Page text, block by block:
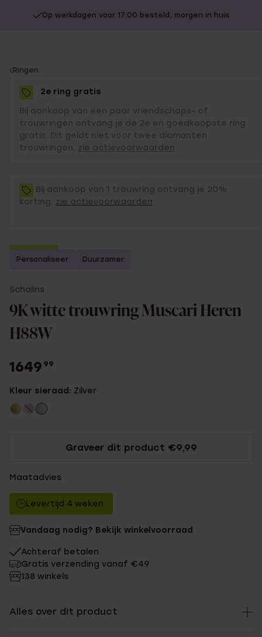
Op werkdagen voor 17:00 besteld, morgen in huis
You
are
here:
Ringen
2e ring gratis
Bij aankoop van een paar vriendschaps- of
trouwringen ontvang je de 2e en goedkoopste ring
gratis. Dit geldt niet voor twee diamanten
trouwringen, zie actievoorwaarden
Bij aankoop van 1 trouwring ontvang je 20%
korting, zie actievoorwaarden
2e gratis
Personaliseer Duurzamer
Schalins
9K witte trouwring Muscari Heren
H88W
1649 99
Kleur sieraad: Zilver
Graveer dit product €9,99
Maatadvies
Levertijd 4 weken
Vandaag nodig? Bekijk winkelvoorraad
Achteraf betalen
Gratis verzending vanaf €49
138 winkels
Alles over dit product